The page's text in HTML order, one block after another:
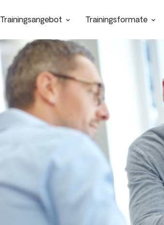
Trainingsangebot Trainingsformate